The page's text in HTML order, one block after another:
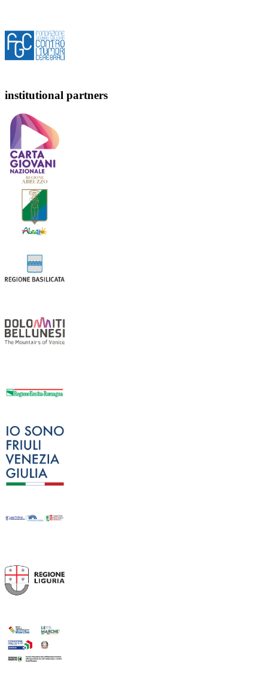
institutional partners